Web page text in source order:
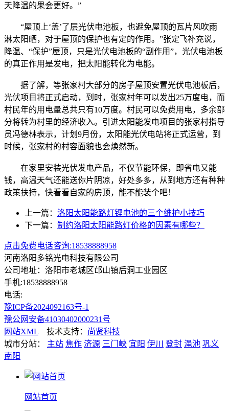
天降温的果会更好。”
“屋顶上‘盖’了层光伏电池板，也避免屋顶的瓦片风吹雨
淋太阳晒，对于屋顶的保护也有定的作用。”张定飞补充说，
降温、“保护”屋顶，只是光伏电池板的“副作用”，光伏电池板
的真正作用是发电，把太阳能转化为电能。
据了解，等张家村大部分的房子屋顶安置光伏电池板后，
光伏项目将正式启动，到时，张家村年可以发出25万度电，而
村民年的用电量总共只有10万度。村民可以免费用电，多余部
分将转为村里的经济收入。引进太阳能发电项目的张家村指导
员冯德林表示，计划9月份，太阳能光伏电站将正式运营，到
时候，张家村的村容面貌也会焕然新。
在家里安装光伏发电产品，不仅节能环保，即省电又能
钱，高温天气还能送你片阴凉，好处多多，从到地方还有种种
政策扶持，快看看自家的房顶，能不能装个吧！
上一篇： 洛阳太阳能路灯锂电池的三个维护小技巧
下一篇： 制约洛阳太阳能路灯价格的因素有哪些？
点击免费电话咨询:18538888958
河南洛阳多铭光电科技有限公司
公司地址：洛阳市老城区邙山镇后洞工业园区
手机:18538888958
电话:
豫ICP备2024092163号-1
豫公网安备41030402000231号
网站XML 技术支持：
尚贤科技
城市分站：
主站 焦作 济源 三门峡 宜阳 伊川 登封 渑池 巩义
南阳
网站首页